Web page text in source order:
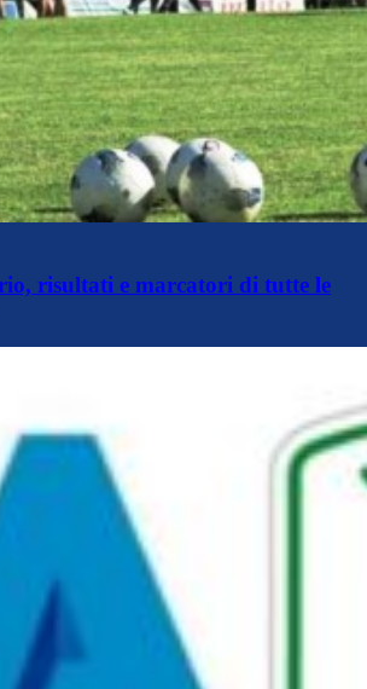
risultati e marcatori di tutte le